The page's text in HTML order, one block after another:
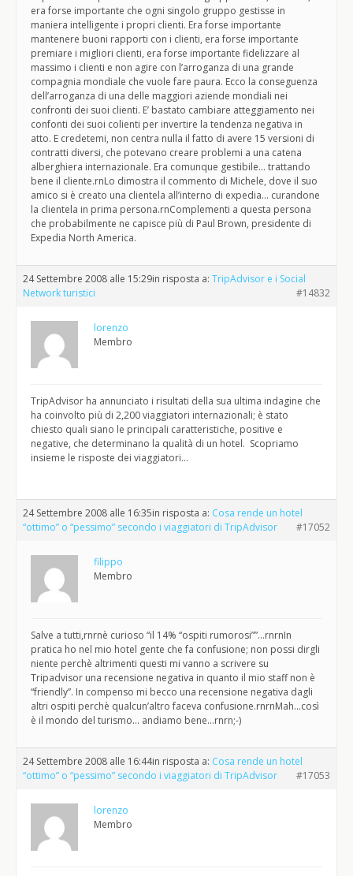
era forse importante che ogni singolo gruppo gestisse in
maniera intelligente i propri clienti. Era forse importante
mantenere buoni rapporti con i clienti, era forse importante
premiare i migliori clienti, era forse importante fidelizzare al
massimo i clienti e non agire con l’arroganza di una grande
compagnia mondiale che vuole fare paura. Ecco la conseguenza
dell’arroganza di una delle maggiori aziende mondiali nei
confronti dei suoi clienti. E’ bastato cambiare atteggiamento nei
confonti dei suoi colienti per invertire la tendenza negativa in
atto. E credetemi, non centra nulla il fatto di avere 15 versioni di
contratti diversi, che potevano creare problemi a una catena
alberghiera internazionale. Era comunque gestibile… trattando
bene il cliente.rnLo dimostra il commento di Michele, dove il suo
amico si è creato una clientela all’interno di expedia… curandone
la clientela in prima persona.rnComplementi a questa persona
che probabilmente ne capisce più di Paul Brown, presidente di
Expedia North America.
24 Settembre 2008 alle 15:29in risposta a: TripAdvisor e i Social
Network turistici
#14832
lorenzo
Membro
TripAdvisor ha annunciato i risultati della sua ultima indagine che
ha coinvolto più di 2,200 viaggiatori internazionali; è stato
chiesto quali siano le principali caratteristiche, positive e
negative, che determinano la qualità di un hotel. Scopriamo
insieme le risposte dei viaggiatori…
24 Settembre 2008 alle 16:35in risposta a: Cosa rende un hotel
“ottimo” o “pessimo” secondo i viaggiatori di TripAdvisor
#17052
filippo
Membro
Salve a tutti,rnrnè curioso “il 14% “ospiti rumorosi””…rnrnIn
pratica ho nel mio hotel gente che fa confusione; non possi dirgli
niente perchè altrimenti questi mi vanno a scrivere su
Tripadvisor una recensione negativa in quanto il mio staff non è
“friendly”. In compenso mi becco una recensione negativa dagli
altri ospiti perchè qualcun’altro faceva confusione.rnrnMah…così
è il mondo del turismo… andiamo bene…rnrn;-)
24 Settembre 2008 alle 16:44in risposta a: Cosa rende un hotel
“ottimo” o “pessimo” secondo i viaggiatori di TripAdvisor
#17053
lorenzo
Membro